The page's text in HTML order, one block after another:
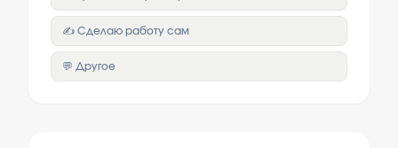
✍️ Сделаю работу сам
💬 Другое